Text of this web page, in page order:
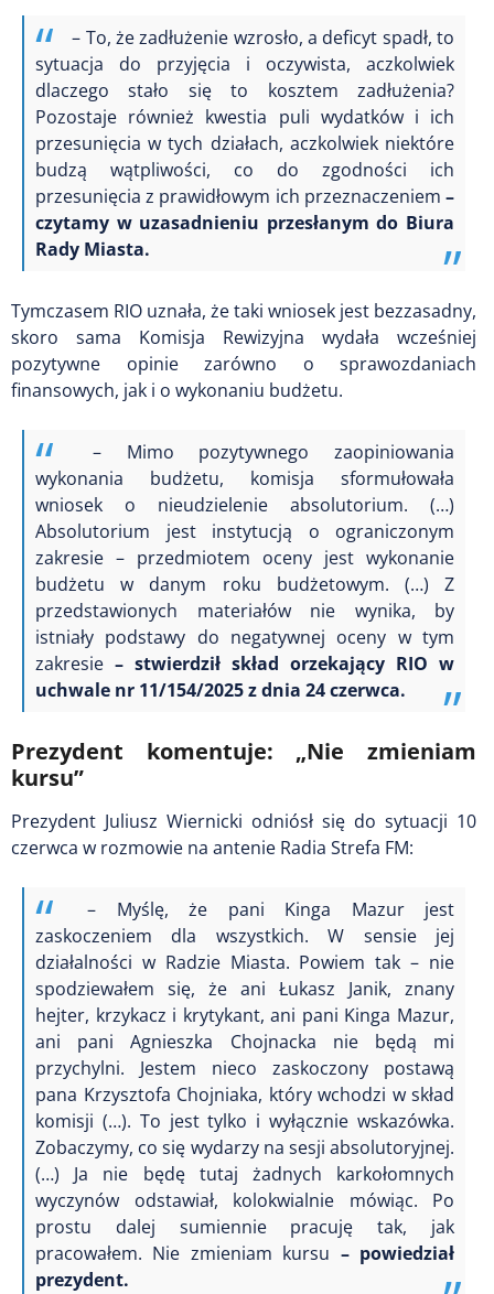
– To, że zadłużenie wzrosło, a deficyt spadł, to
sytuacja do przyjęcia i oczywista, aczkolwiek
dlaczego stało się to kosztem zadłużenia?
Pozostaje również kwestia puli wydatków i ich
przesunięcia w tych działach, aczkolwiek niektóre
budzą wątpliwości, co do zgodności ich
przesunięcia z prawidłowym ich przeznaczeniem –
czytamy w uzasadnieniu przesłanym do Biura
Rady Miasta.
Tymczasem RIO uznała, że taki wniosek jest bezzasadny,
skoro sama Komisja Rewizyjna wydała wcześniej
pozytywne opiniezarówno o sprawozdaniach
finansowych, jak i o wykonaniu budżetu.
– Mimo pozytywnego zaopiniowania
wykonania budżetu, komisja sformułowała
wniosek o nieudzielenie absolutorium. (…)
Absolutorium jest instytucją o ograniczonym
zakresie – przedmiotem oceny jest wykonanie
budżetu w danym roku budżetowym. (…) Z
przedstawionych materiałów nie wynika, by
istniały podstawy do negatywnej oceny w tym
zakresie – stwierdził skład orzekający RIO w
uchwale nr 11/154/2025 z dnia 24 czerwca.
Prezydent komentuje: „Nie zmieniam
kursu”
Prezydent Juliusz Wiernicki odniósł się do sytuacji 10
czerwca w rozmowie na antenie Radia Strefa FM:
– Myślę, że pani Kinga Mazur jest
zaskoczeniem dla wszystkich. W sensie jej
działalności w Radzie Miasta. Powiem tak – nie
spodziewałem się, że ani Łukasz Janik, znany
hejter, krzykacz i krytykant, ani pani Kinga Mazur,
ani pani Agnieszka Chojnacka nie będą mi
przychylni. Jestem nieco zaskoczony postawą
pana Krzysztofa Chojniaka, który wchodzi w skład
komisji (…). To jest tylko i wyłącznie wskazówka.
Zobaczymy, co się wydarzy na sesji absolutoryjnej.
(…) Ja nie będę tutaj żadnych karkołomnych
wyczynów odstawiał, kolokwialnie mówiąc. Po
prostu dalej sumiennie pracuję tak, jak
pracowałem. Nie zmieniam kursu – powiedział
prezydent.